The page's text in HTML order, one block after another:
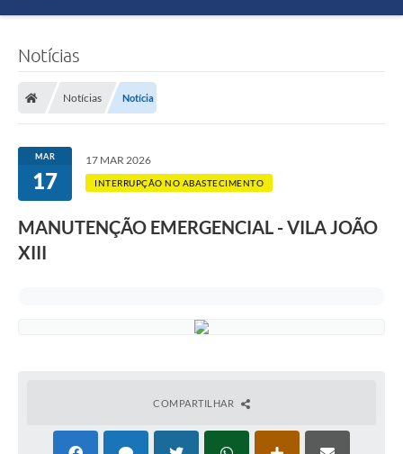
ÁGUA
COMPRAS E LICITAÇÕES
CONTATOS
Notícias
Notícias Notícia
MAR
17
17 MAR 2026
INTERRUPÇÃO NO ABASTECIMENTO
MANUTENÇÃO EMERGENCIAL - VILA JOÃO
XIII
COMPARTILHAR